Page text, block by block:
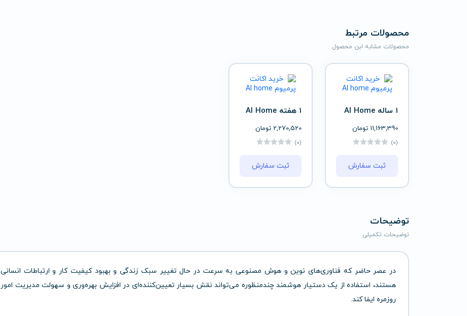
محصولات مرتبط
محصولات مشابه این محصول
1 ساله Al Home
11,163,390 تومان
(0)
ثبت سفارش
1 هفته Al Home
2,270,520 تومان
(0)
ثبت سفارش
توضیحات
توضیحات تکمیلی
در عصر حاضر که فناوری‌های نوین و هوش مصنوعی به سرعت در حال تغییر سبک زندگی و بهبود کیفیت کار و ارتباطات انسانی
هستند، استفاده از یک دستیار هوشمند چندمنظوره می‌تواند نقش بسیار تعیین‌کننده‌ای در افزایش بهره‌وری و سهولت مدیریت امور
روزمره ایفا کند.